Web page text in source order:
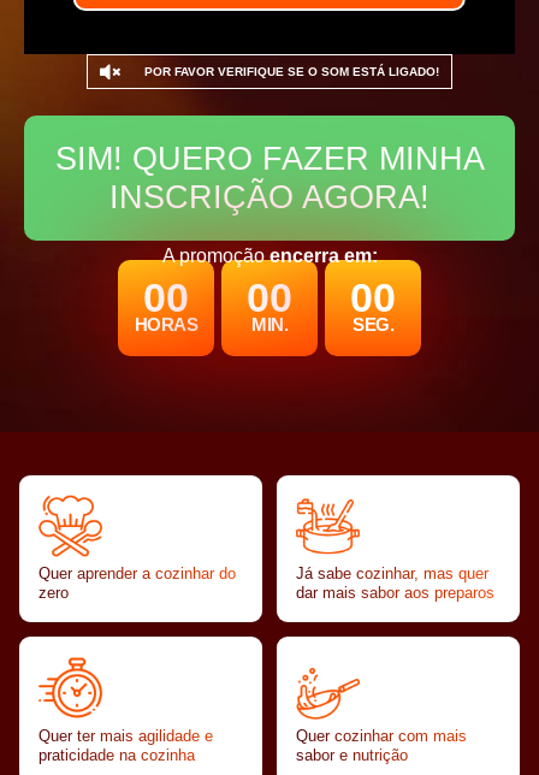
POR FAVOR VERIFIQUE SE O SOM ESTÁ LIGADO!
SIM! QUERO FAZER MINHA
INSCRIÇÃO AGORA!
A promoçãoencerra em:
00
HORAS
00
MIN.
00
SEG.
Quer aprender a cozinhar do
zero
Já sabe cozinhar, mas quer
dar mais sabor aos preparos
Quer ter mais agilidade e
praticidade na cozinha
Quer cozinhar com mais
sabor e nutrição